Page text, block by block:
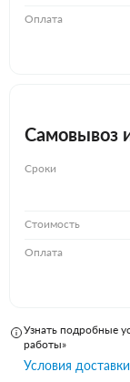
Оплата
Самовывоз
Сроки
Стоимость
Оплата
Узнать подробные
работы»
Условия доставки